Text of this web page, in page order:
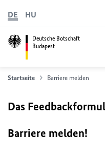
Deutsche Botschaft
Budapest
DE HU
Startseite Barriere melden
Das
Barriere melden!